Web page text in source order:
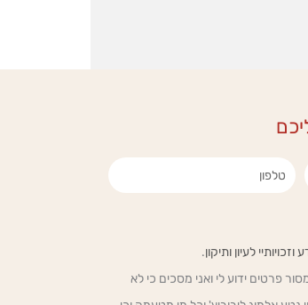
טלפון
לעיון ותיקון.
פרטים ידוע לי ואני מסכים כי לא